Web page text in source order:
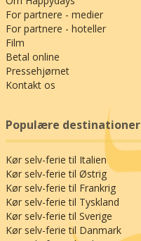
For partnere - medier
For partnere - hoteller
Film
Betal online
Pressehjørnet
Kontakt os
Populære destinationer
Kør selv-ferie til Italien
Kør selv-ferie til Østrig
Kør selv-ferie til Frankrig
Kør selv-ferie til Tyskland
Kør selv-ferie til Sverige
Kør selv-ferie til Danmark